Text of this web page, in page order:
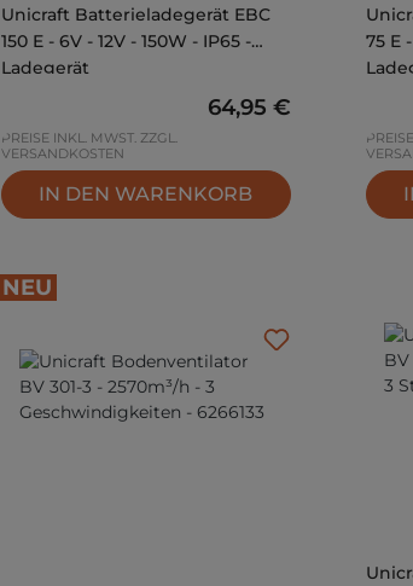
Unicraft Batterieladegerät EBC
150 E - 6V - 12V - 150W - IP65 -
Ladegerät
Regulärer Preis:
64,95 €
PREISE INKL. MWST. ZZGL.
VERSANDKOSTEN
IN DEN WARENKORB
75 E
NEU